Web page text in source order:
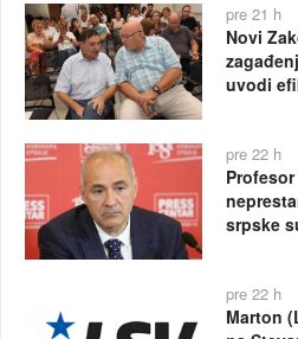
pre 21 h
Novi
uvodi
pre 22 h
srpske
pre 22 h
Marton